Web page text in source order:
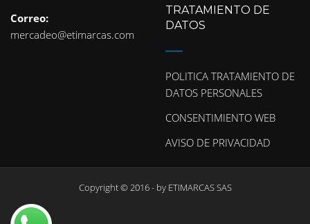
Correo:
mercadeo@etimarcas.com
TRATAMIENTO DE
DATOS
POLITICA TRATAMIENTO DE
DATOS PERSONALES
CONSENTIMIENTO WEB
AVISO DE PRIVACIDAD
Copyright © 2016 - by ETIMARCAS SAS